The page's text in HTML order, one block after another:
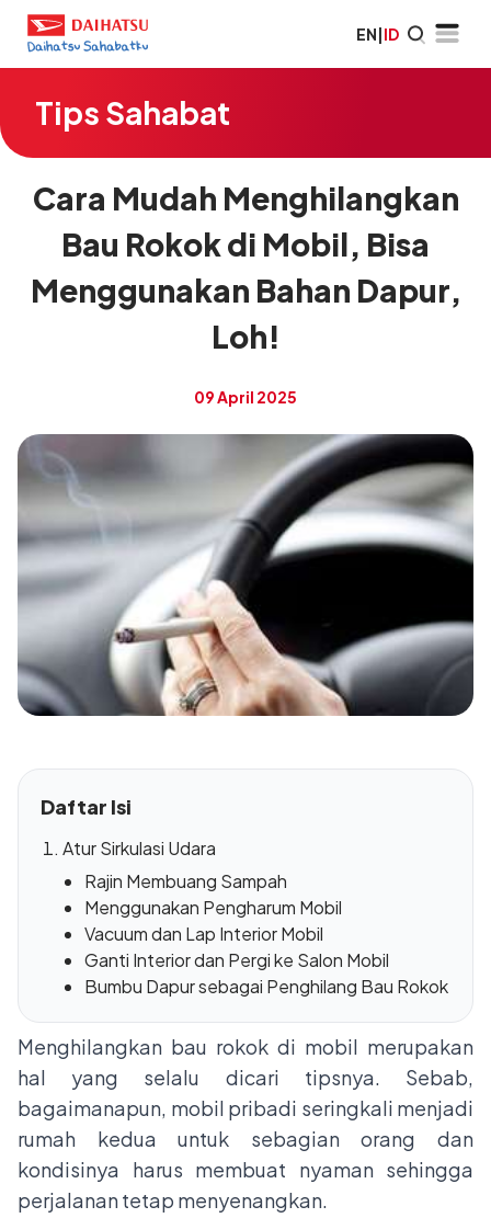
EN|ID
Tips Sahabat
Cara Mudah Menghilangkan
Bau Rokok di Mobil, Bisa
Menggunakan Bahan Dapur,
Loh!
09 April 2025
Daftar Isi
Atur Sirkulasi Udara
Rajin Membuang Sampah
Menggunakan Pengharum Mobil
Vacuum dan Lap Interior Mobil
Ganti Interior dan Pergi ke Salon Mobil
Bumbu Dapur sebagai Penghilang Bau Rokok
Menghilangkan bau rokok di mobil merupakan
hal yang selalu dicari tipsnya. Sebab,
bagaimanapun, mobil pribadi seringkali menjadi
rumah kedua untuk sebagian orang dan
kondisinya harus membuat nyaman sehingga
perjalanan tetap menyenangkan.